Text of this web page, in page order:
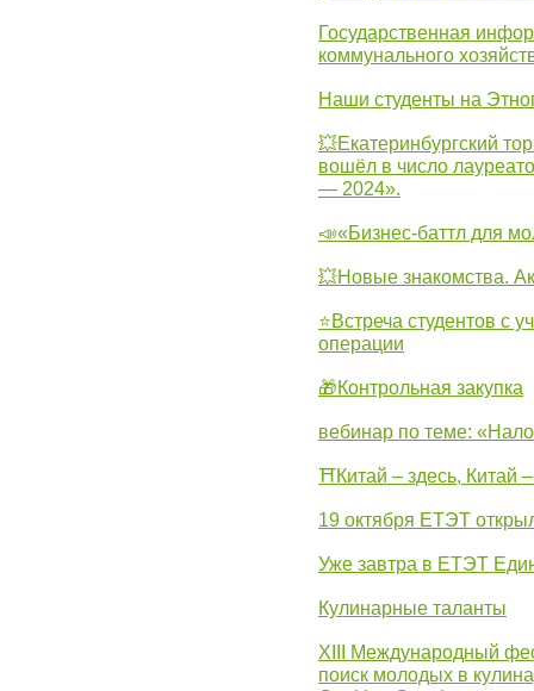
Государственная
коммунального
Наши студенты на
💥Екатеринбургский
вошёл в число
— 2024».
📣«Бизнес-баттл для
💥Новые знакомства.
⭐Встреча студентов с
операции
🎁Контрольная закупка
вебинар по теме:
⛩Китай – здесь, Китай
19 октября ЕТЭТ
Уже завтра в ЕТЭТ
Кулинарные таланты
XIII Международный
поиск молодых в